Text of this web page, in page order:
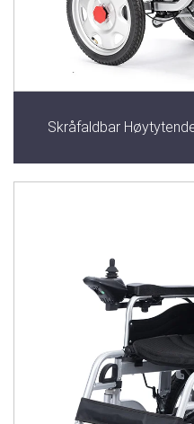
Skråfaldbar